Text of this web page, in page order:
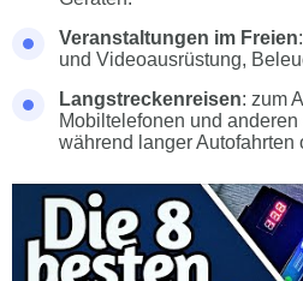
Veranstaltungen im Freien
und Videoausrüstung,
Langstreckenreisen: zum
Mobiltelefonen und
während langer Autofahrten